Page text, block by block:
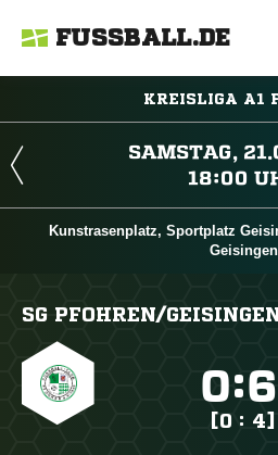
FUSSBALL.DE
KREISLIGA A1


Kunstrasenplatz, Sportplatz
Geisingen
SG PFOHREN/​
:
[0 : 4]